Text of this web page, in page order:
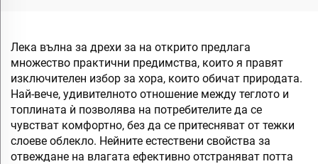
Лека вълна за дрехи за на открито предлага
множество практични предимства, които я правят
изключителен избор за хора, които обичат природата.
Най-вече, удивителното отношение между теглото и
топлината ѝ позволява на потребителите да се
чувстват комфортно, без да се притесняват от тежки
слоеве облекло. Нейните естествени свойства за
отвеждане на влагата ефективно отстраняват потта